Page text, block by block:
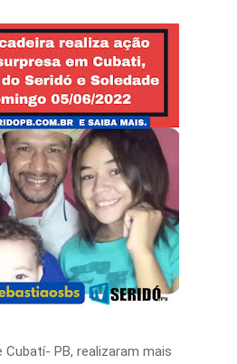
suas contas referentes ao
aprovadas pelo TCE da
Paraíba.
Seridó - PB - Palmeiras de
campeão da Série B 2026
Seridó-PB - Gestão realiza a
de EPIs para os servidores da
de Infraestrutura
de Soledade é selecionado
Nacional da Olympikus e
Cordeiro de Lima
PB, realizaram mais